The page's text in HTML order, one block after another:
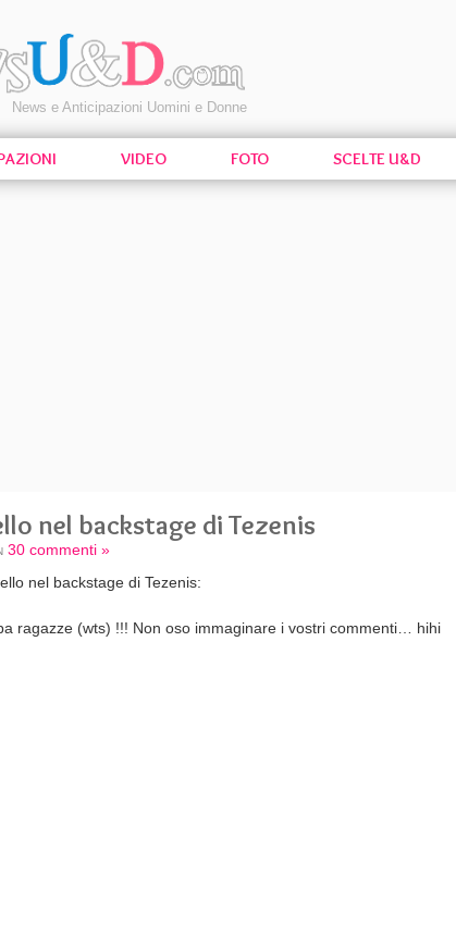
News e Anticipazioni Uomini e Donne
VIDEO FOTO SCELTE U&D
nel backstage di Tezenis
30 commenti »
nel backstage di Tezenis:
ragazze (wts) !!! Non oso immaginare i vostri commenti… hihi